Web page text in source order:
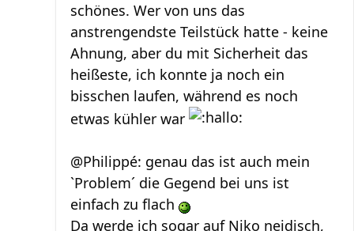
schönes. Wer von uns das
anstrengendste Teilstück hatte - keine
Ahnung, aber du mit Sicherheit das
heißeste, ich konnte ja noch ein
bisschen laufen, während es noch
etwas kühler war
@Philippé: genau das ist auch mein
`Problem´ die Gegend bei uns ist
einfach zu flach
Da werde ich sogar auf Niko neidisch,